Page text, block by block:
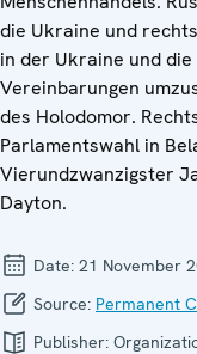
die Ukraine und
in der Ukraine und
Vereinbarungen
des Holodomor.
Parlamentswahl in
Vierundzwanzigster
Dayton.
Date: 21 November
Source: Permanent
Publisher: